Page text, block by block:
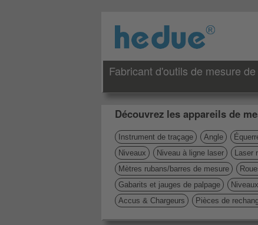
Fabricant d'outils de mesure
Découvrez les appareils de
Instrument de traçage Angle
Niveaux
Niveau à ligne laser Laser
Mètres rubans/barres de mesure
Gabarits et jauges de palpage
Accus & Chargeurs
Pièces de